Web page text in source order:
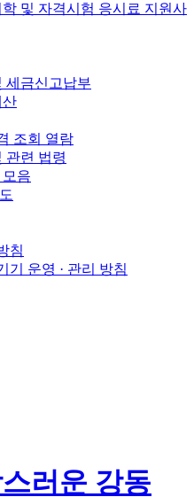
및 자격시험 응시료 지원사
세금신고납부
산
조회 열람
관련 법령
음
침
기 운영 · 관리 방침